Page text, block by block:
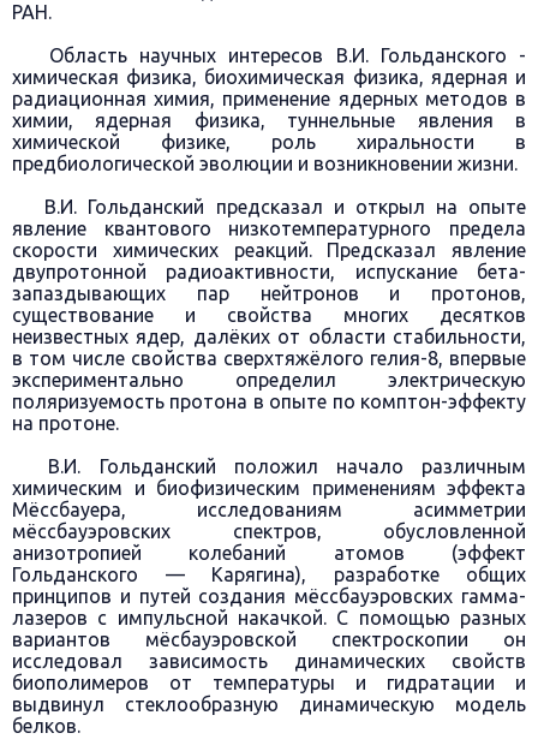
РАН.
Область научных интересов В.И. Гольданского -
химическая физика, биохимическая физика, ядерная и
радиационная химия, применение ядерных методов в
химии, ядерная физика, туннельные явления в
химической физике, роль хиральности в
предбиологической эволюции и возникновении жизни.
В.И. Гольданский предсказал и открыл на опыте
явление квантового низкотемпературного предела
скорости химических реакций. Предсказал явление
двупротонной радиоактивности, испускание бета-
запаздывающих пар нейтронов и протонов,
существование и свойства многих десятков
неизвестных ядер, далёких от области стабильности,
в том числе свойства сверхтяжёлого гелия-8, впервые
экспериментально определил электрическую
поляризуемость протона в опыте по комптон-эффекту
на протоне.
В.И. Гольданский положил начало различным
химическим и биофизическим применениям эффекта
Мёссбауера, исследованиям асимметрии
мёссбауэровских спектров, обусловленной
анизотропией колебаний атомов (эффект
Гольданского — Карягина), разработке общих
принципов и путей создания мёссбауэровских гамма-
лазеров с импульсной накачкой. С помощью разных
вариантов мёсбауэровской спектроскопии он
исследовал зависимость динамических свойств
биополимеров от температуры и гидратации и
выдвинул стеклообразную динамическую модель
белков.